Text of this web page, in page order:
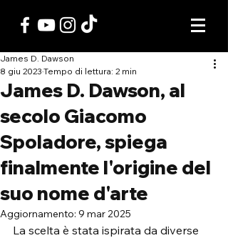
James D. Dawson, al
secolo Giacomo
Spoladore, spiega
finalmente l'origine del
suo nome d'arte
James D. Dawson
8 giu 2023 Tempo di lettura: 2 min
Aggiornamento: 9 mar 2025
La scelta è stata ispirata da diverse